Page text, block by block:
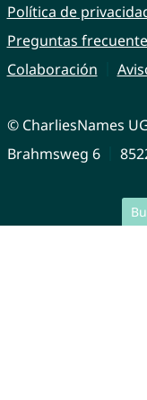
Política de
Preguntas
Colaboración
© CharliesNames
Brahmsweg 6